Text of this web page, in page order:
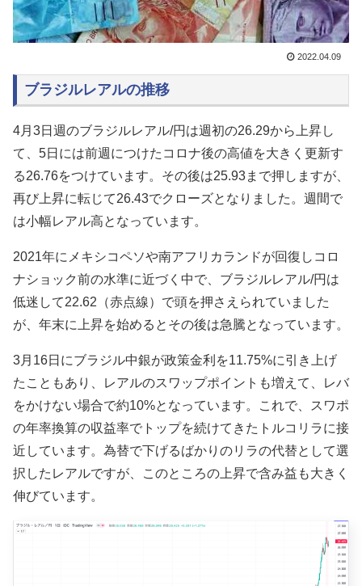
2022.04.09
ブラジルレアルの推移
4月3日週のブラジルレアル/円は週初の26.29から上昇し
て、5日には前週につけたコロナ後の高値を大きく更新す
る26.76をつけています。その後は25.93まで押しますが、
再び上昇に転じて26.43でクローズとなりました。週間で
は小幅レアル高となっています。
2021年にメキシコペソや南アフリカランドが回復しコロ
ナショック前の水準に近づく中で、ブラジルレアル/円は
低迷して22.62（赤点線）で頭を押さえられていました
が、年末に上昇を始めるとその後は急騰となっています。
3月16日にブラジル中銀が政策金利を11.75%に引き上げ
たこともあり、レアルのスワップポイントも増えて、レバ
をかけない場合で約10%となっています。これで、スワポ
の年率換算の収益率でトップを続けてきたトルコリラに接
近しています。為替で下げるばかりのリラの代替として選
択したレアルですが、このところの上昇で含み益も大きく
伸びています。